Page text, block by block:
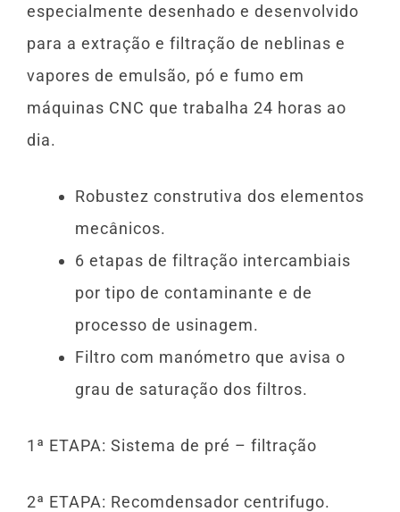
especialmente desenhado e desenvolvido
para a extração e filtração de neblinas e
vapores de emulsão, pó e fumo em
máquinas CNC que trabalha 24 horas ao
dia.
Robustez construtiva dos elementos
mecânicos.
6 etapas de filtração intercambiais
por tipo de contaminante e de
processo de usinagem.
Filtro com manómetro que avisa o
grau de saturação dos filtros.
1ª ETAPA: Sistema de pré – filtração
2ª ETAPA: Recomdensador centrifugo.